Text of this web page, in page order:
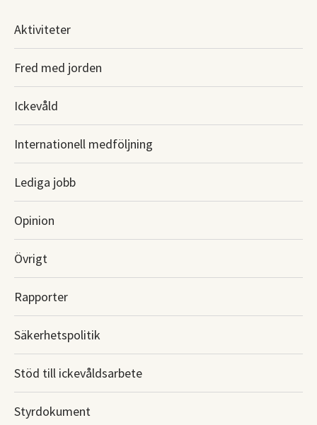
Aktiviteter
Fred med jorden
Ickevåld
Internationell medföljning
Lediga jobb
Opinion
Övrigt
Rapporter
Säkerhetspolitik
Stöd till ickevåldsarbete
Styrdokument